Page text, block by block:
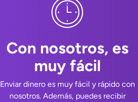
Con nosotros, es
muy fácil
Enviar dinero es muy fácil y rápido con
nosotros. Además, puedes recibir